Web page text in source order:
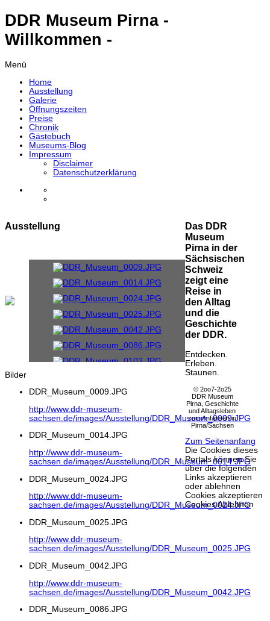
DDR Museum Pirna -
Willkommen -
Menü
Home
Ausstellung
Galerie
Öffnungszeiten
Preise
Chronik
Gästebuch
Museums-Blog
Impressum
Disclaimer
Datenschutzerklärung
Ausstellung
Bilder
DDR_Museum_0009.JPG
http://www.ddr-museum-
sachsen.de/images/Ausstellung/DDR_Museum_0009.JPG
DDR_Museum_0014.JPG
http://www.ddr-museum-
sachsen.de/images/Ausstellung/DDR_Museum_0014.JPG
DDR_Museum_0024.JPG
http://www.ddr-museum-
sachsen.de/images/Ausstellung/DDR_Museum_0024.JPG
DDR_Museum_0025.JPG
http://www.ddr-museum-
sachsen.de/images/Ausstellung/DDR_Museum_0025.JPG
DDR_Museum_0042.JPG
http://www.ddr-museum-
sachsen.de/images/Ausstellung/DDR_Museum_0042.JPG
DDR_Museum_0086.JPG
Das DDR
Museum
Pirna in der
Sächsischen
Schweiz
zeigt eine
Reise in
den Alltag
und die
Geschichte
der DDR.
Entdecken.
Erleben.
Staunen.
© 2oo7-2o25
DDR Museum
Pirna, Geschichte
und Alltagsleben
zum Anfassen in
Pirna/Sachsen
Zum Seitenanfang
Die Cookies dieses
Portals können Sie
über die folgenden
Links akzeptieren
oder ablehnen
Cookies akzeptieren
Cookies Ablehnen